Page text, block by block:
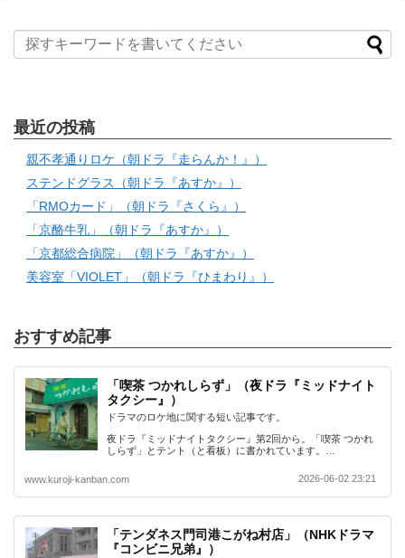
最近の投稿
親不孝通りロケ（朝ドラ『走らんか！』）
ステンドグラス（朝ドラ『あすか』）
「RMOカード」（朝ドラ『さくら』）
「京酪牛乳」（朝ドラ『あすか』）
「京都総合病院」（朝ドラ『あすか』）
美容室「VIOLET」（朝ドラ『ひまわり』）
おすすめ記事
「喫茶 つかれしらず」（夜ドラ『ミッドナイト
タクシー』）
ドラマのロケ地に関する短い記事です。
夜ドラ『ミッドナイトタクシー』第2回から。「喫茶 つかれ
しらず」とテント（と看板）に書かれています。…
www.kuroji-kanban.com 2026-06-02 23:21
「テンダネス門司港こがね村店」（NHKドラマ
『コンビニ兄弟』）